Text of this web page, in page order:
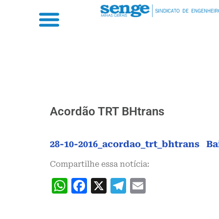
Acordão TRT BHtrans
28-10-2016_acordao_trt_bhtrans
Compartilhe essa notícia:
WhatsApp
Facebook
X Telegram